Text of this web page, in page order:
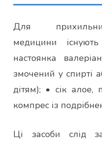
Для
медицини
настоянка
змочений у спирті
дітям); • сік алое,
компрес із
Ці засоби слід